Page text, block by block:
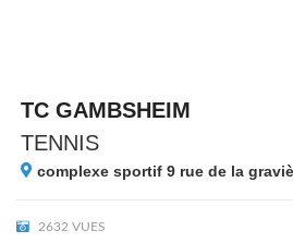
TC GAMBSHEIM
TENNIS
complexe sportif 9 rue de la
2632 VUES